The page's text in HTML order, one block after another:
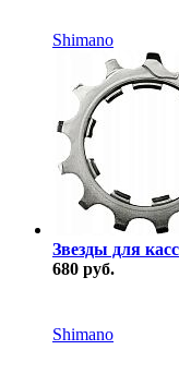
Shimano
Звезды для
680 руб.
Shimano